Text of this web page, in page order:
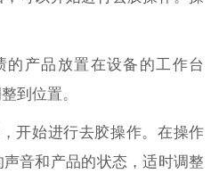
的产品放置在设备的工作台
到位置。
开始进行去胶操作。在操作
音和产品的状态，适时调整